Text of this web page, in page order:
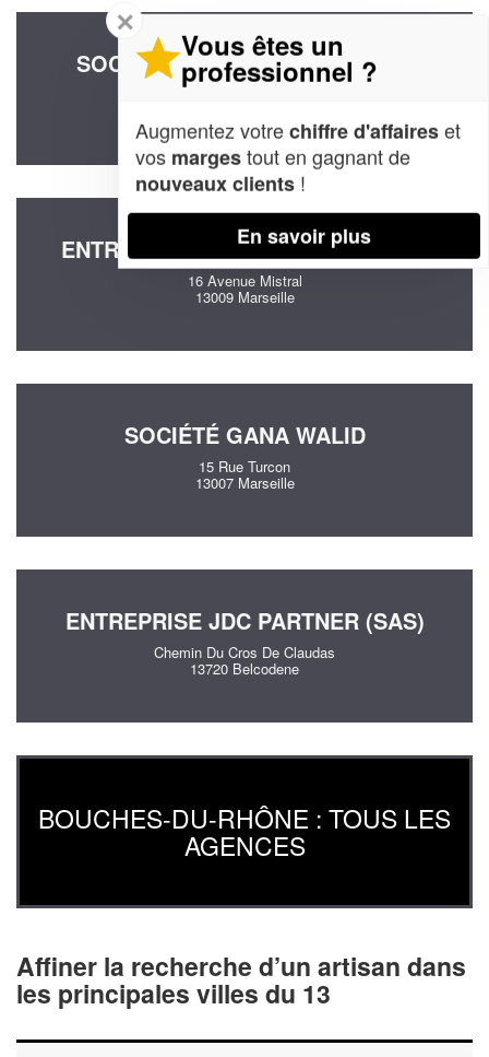
SOCIÉTÉ CUBE MOTION (SARL)
38 Rue Henri Tasso
ENTREPRISE LEV CONSEIL (SARL)
16 Avenue Mistral
13009 Marseille
SOCIÉTÉ GANA WALID
15 Rue Turcon
13007 Marseille
ENTREPRISE JDC PARTNER (SAS)
Chemin Du Cros De Claudas
13720 Belcodene
BOUCHES-DU-RHÔNE : TOUS LES
AGENCES
Affiner la recherche d’un artisan dans
les principales villes du 13
✕
Vous êtes un
professionnel ?
Augmentez votrechiffre d'affaireset
vos margestout en gagnant de
nouveaux clients !
En savoir plus